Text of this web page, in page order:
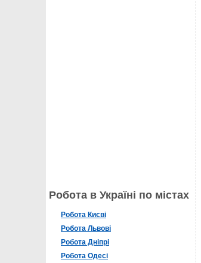
Робота в Україні по містах
Робота Києві
Робота Львові
Робота Дніпрі
Робота Одесі